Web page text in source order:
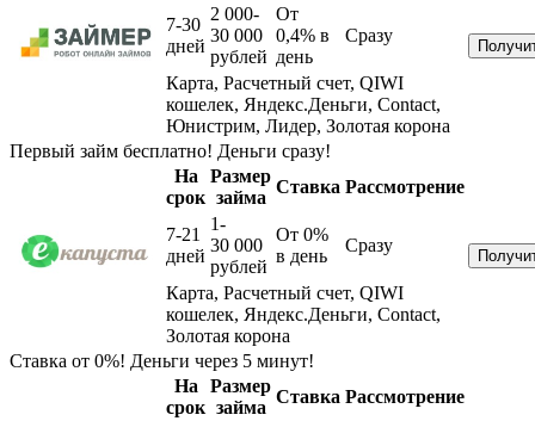
7-30
дней
2 000-
30 000
рублей
От
0,4% в
день
Сразу
Карта, Расчетный счет, QIWI
кошелек, Яндекс.Деньги, Contact,
Юнистрим, Лидер, Золотая корона
Первый займ бесплатно! Деньги сразу!
На
срок
Размер
займа
Ставка Рассмотрение
7-21
дней
1-
30 000
рублей
От 0%
в день
Сразу
Карта, Расчетный счет, QIWI
кошелек, Яндекс.Деньги, Contact,
Золотая корона
Ставка от 0%! Деньги через 5 минут!
На
срок
Размер
займа
Ставка Рассмотрение